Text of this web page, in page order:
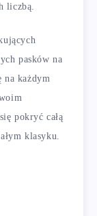
liczbą.
pasków na
na każdym
pokryć całą
klasyku.